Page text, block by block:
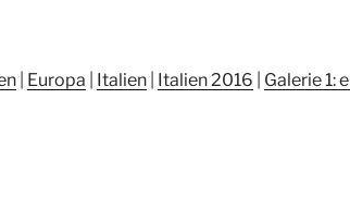
Europa Italien Italien 2016 Galerie 1: